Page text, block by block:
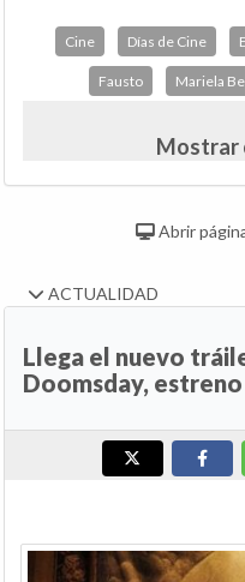
Cine Días de Cine
Fausto Mariela
Mostrar
Abrir
ACTUALIDAD
Llega el nuevo
Doomsday,